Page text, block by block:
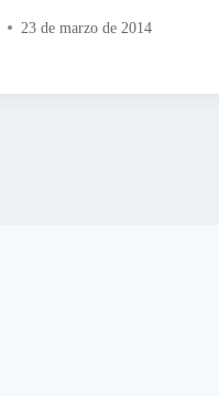
23 de marzo de 2014